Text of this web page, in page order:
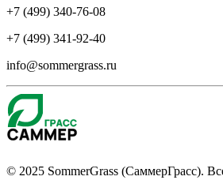
+7 (499) 340-76-08
+7 (499) 341-92-40
info@sommergrass.ru
© 2025 SommerGrass (СаммерГрасс).